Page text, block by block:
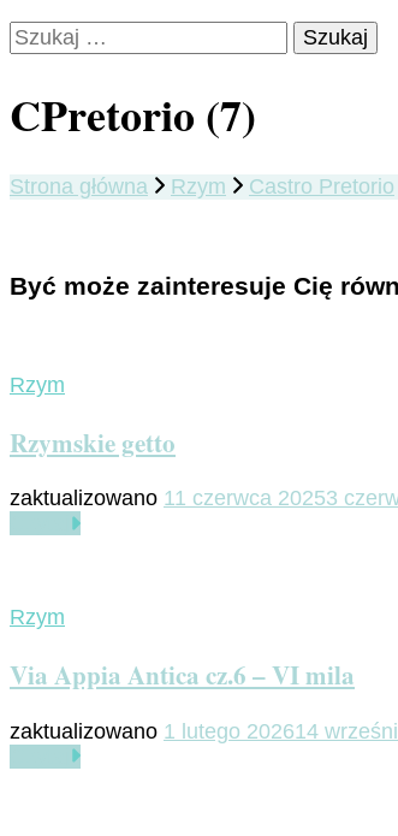
Szukaj:
CPretorio (7)
Strona główna Rzym Castro Pretorio
Być może zainteresuje Cię
Rzym
Rzymskie getto
zaktualizowano 11 czerwca 20253
Rzym
Via Appia Antica cz.6 – VI mila
zaktualizowano 1 lutego 202614